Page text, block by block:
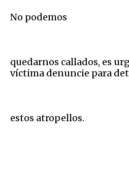
No podemos
quedarnos callados, es
víctima denuncie para
estos atropellos.